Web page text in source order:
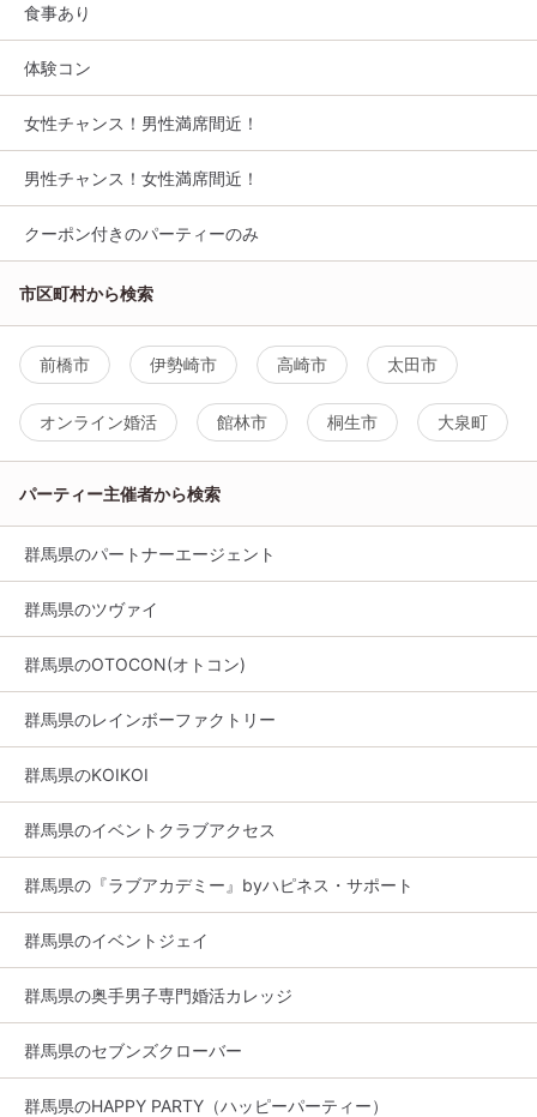
食事あり
体験コン
女性チャンス！男性満席間近！
男性チャンス！女性満席間近！
クーポン付きのパーティーのみ
市区町村から検索
前橋市 伊勢崎市 高崎市 太田市
オンライン婚活 館林市 桐生市 大泉町
パーティー主催者から検索
群馬県のパートナーエージェント
群馬県のツヴァイ
群馬県のOTOCON(オトコン)
群馬県のレインボーファクトリー
群馬県のKOIKOI
群馬県のイベントクラブアクセス
群馬県の『ラブアカデミー』byハピネス・サポート
群馬県のイベントジェイ
群馬県の奥手男子専門婚活カレッジ
群馬県のセブンズクローバー
群馬県のHAPPY PARTY（ハッピーパーティー）